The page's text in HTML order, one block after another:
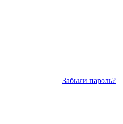
Забыли пароль?